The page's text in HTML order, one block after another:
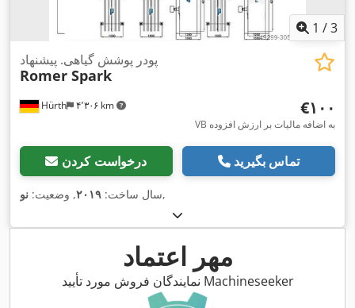
1 /3
Hürth ۴٬۳۰۶ km
پودر پوشش گیاهی. پیشنهاد
Romer Spark
‎€۱۰۰
VB به اضافه مالیات بر ارزش افزوده
درخواست کردن تماس بگیرید
سال ساخت: ۲۰۱۹, وضعیت: نو ,
مهر اعتماد
نمایندگان فروش مورد تأیید Machineseeker